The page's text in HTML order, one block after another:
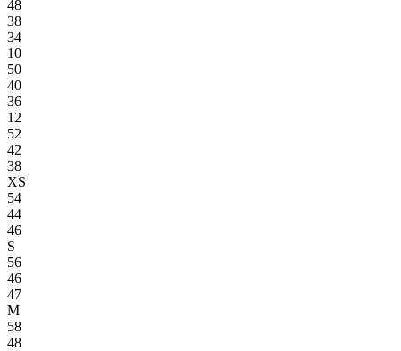
48
38
34
10
50
40
36
12
52
42
38
XS
54
44
46
S
56
46
47
M
58
48